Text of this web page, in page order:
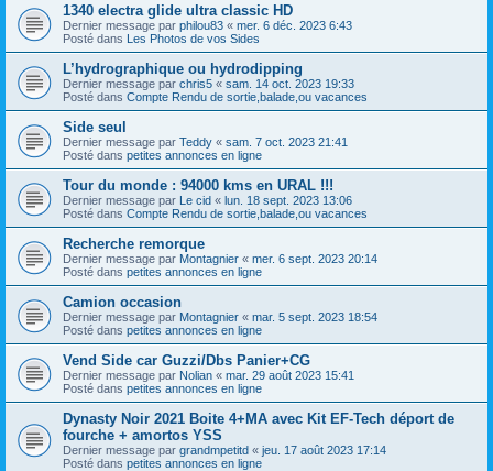
1340 electra glide ultra classic HD
Dernier message par philou83 « mer. 6 déc. 2023 6:43
Posté dans Les Photos de vos Sides
L’hydrographique ou hydrodipping
Dernier message par chris5 « sam. 14 oct. 2023 19:33
Posté dans Compte Rendu de sortie,balade,ou vacances
Side seul
Dernier message par Teddy « sam. 7 oct. 2023 21:41
Posté dans petites annonces en ligne
Tour du monde : 94000 kms en URAL !!!
Dernier message par Le cid « lun. 18 sept. 2023 13:06
Posté dans Compte Rendu de sortie,balade,ou vacances
Recherche remorque
Dernier message par Montagnier « mer. 6 sept. 2023 20:14
Posté dans petites annonces en ligne
Camion occasion
Dernier message par Montagnier « mar. 5 sept. 2023 18:54
Posté dans petites annonces en ligne
Vend Side car Guzzi/Dbs Panier+CG
Dernier message par Nolian « mar. 29 août 2023 15:41
Posté dans petites annonces en ligne
Dynasty Noir 2021 Boite 4+MA avec Kit EF-Tech déport de
fourche + amortos YSS
Dernier message par grandmpetitd « jeu. 17 août 2023 17:14
Posté dans petites annonces en ligne